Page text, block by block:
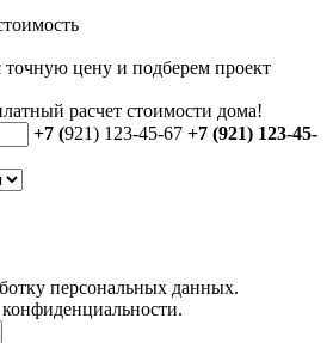
цену и подберем проект
расчет стоимости дома!
+7 (921) 123-45-67 +7 (921) 123-45-
персональных данных.